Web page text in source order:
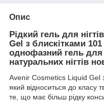
Опис
Рідкий гель для
Gel з блискітками
однофазний гель для
натуральних нігтів
Avenir Cosmetics Liquid Gel з
який відноситься до класу
те, що має більш рідку